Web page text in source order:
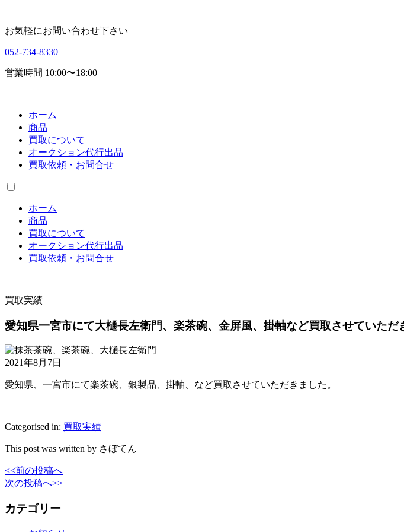
お気軽にお問い合わせ下さい
052-734-8330
営業時間 10:00〜18:00
ホーム
商品
買取について
オークション代行出品
買取依頼・お問合せ
ホーム
商品
買取について
オークション代行出品
買取依頼・お問合せ
買取実績
愛知県一宮市にて大樋長左衛門、楽茶碗、金屏風、掛軸など買取させていただ
2021年8月7日
愛知県、一宮市にて楽茶碗、銀製品、掛軸、など買取させていただきました。
Categorised in: 買取実績
This post was written by さぼてん
<<前の投稿へ
次の投稿へ>>
カテゴリー